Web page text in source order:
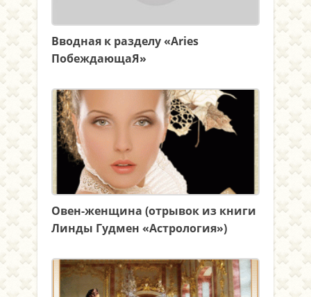
Вводная к разделу «Aries
ПобеждающаЯ»
Овен-женщина (отрывок из книги
Линды Гудмен «Астрология»)